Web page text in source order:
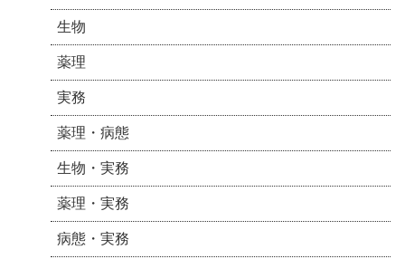
生物
薬理
実務
薬理・病態
生物・実務
薬理・実務
病態・実務